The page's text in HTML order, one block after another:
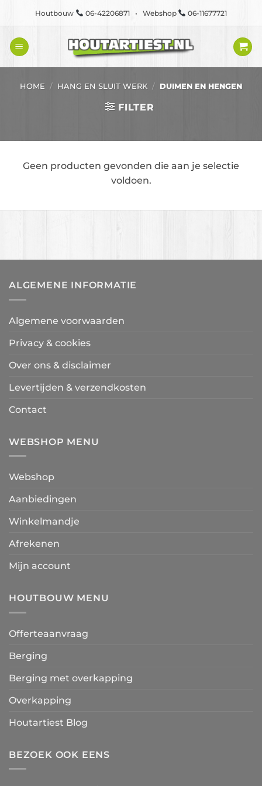
inhoud
Houtbouw 06-42206871 • Webshop 06-11677721
HOME / HANG EN SLUIT WERK / DUIMEN EN HENGEN
FILTER
Geen producten gevonden die aan je selectie
voldoen.
ALGEMENE INFORMATIE
Algemene voorwaarden
Privacy & cookies
Over ons & disclaimer
Levertijden & verzendkosten
Contact
WEBSHOP MENU
Webshop
Aanbiedingen
Winkelmandje
Afrekenen
Mijn account
HOUTBOUW MENU
Offerteaanvraag
Berging
Berging met overkapping
Overkapping
Houtartiest Blog
BEZOEK OOK EENS